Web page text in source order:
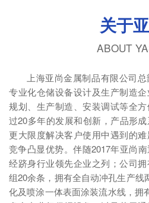
关于
ABOUT
上海亚尚金属制品有限公司
专业化仓储设备设计及生产制造
规划、生产制造、安装调试等全
过20多年的发展和创新，产品形
更大限度解决客户使用中遇到的
竞争凸显优势。伴随2017年亚尚
经跻身行业领先企业之列；公司
组20余条，拥有全自动冲孔生产线
化及喷涂一体表面涂装流水线，拥